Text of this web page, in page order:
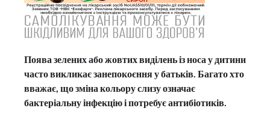
Поява зелених або жовтих виділень із носа у дитини
часто викликає занепокоєння у батьків. Багато хто
вважає, що зміна кольору слизу означає
бактеріальну інфекцію і потребує антибіотиків.